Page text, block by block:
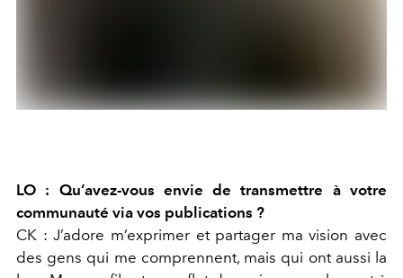
LO : Qu’avez-vous envie de transmettre à votre
communauté via vos publications ?
CK : J’adore m’exprimer et partager ma vision avec
des gens qui me comprennent, mais qui ont aussi la